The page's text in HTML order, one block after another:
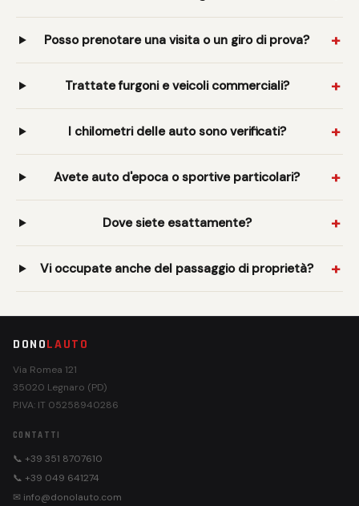
Posso prenotare una visita o un giro di prova?
Trattate furgoni e veicoli commerciali?
I chilometri delle auto sono verificati?
Avete auto d'epoca o sportive particolari?
Dove siete esattamente?
Vi occupate anche del passaggio di proprietà?
DONOLAUTO
Via Romea 121
35020 Legnaro (PD)
P.IVA: IT 05258940286
CONTATTI
📞 +39 351 8707610
📞 +39 049 641274
✉ info@donolauto.com